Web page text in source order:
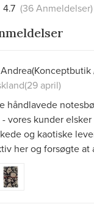
4.7 (36 Anmeldelser)
Andrea(Konceptbutik
(29 april)
håndlavede
vores kunder
og kaotiske
her og forsøgte at